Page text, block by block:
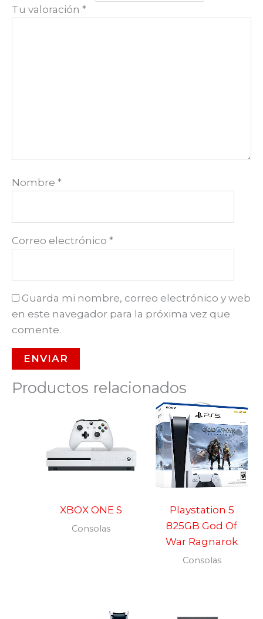
Tu valoración *
Nombre *
Correo electrónico *
Guarda mi nombre, correo electrónico y web
en este navegador para la próxima vez que
comente.
Productos relacionados
XBOX ONE S
Consolas
Playstation 5
825GB God Of
War Ragnarok
Consolas